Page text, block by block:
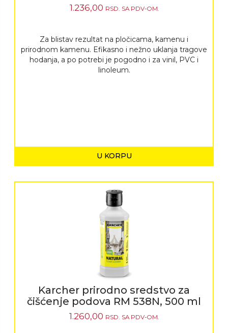
1.236,00 RSD. SA PDV-OM.
Za blistav rezultat na pločicama, kamenu i
prirodnom kamenu. Efikasno i nežno uklanja tragove
hodanja, a po potrebi je pogodno i za vinil, PVC i
linoleum.
U KORPU
Karcher prirodno sredstvo za
čišćenje podova RM 538N, 500 ml
1.260,00 RSD. SA PDV-OM.